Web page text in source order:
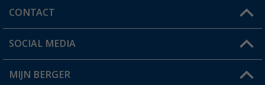
CONTACT
Een vraag?
Winkel vinden
SOCIAL MEDIA
MIJN BERGER